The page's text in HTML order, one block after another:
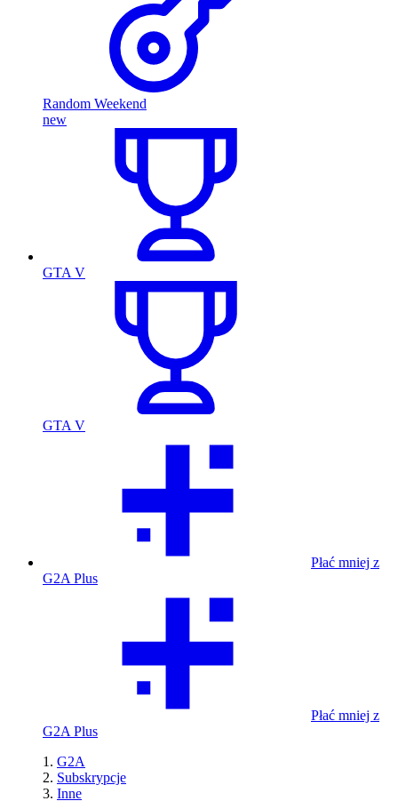
Random Weekend
new
GTA V
GTA V
Płać mniej z
G2A Plus
Płać mniej z
G2A Plus
G2A
Subskrypcje
Inne